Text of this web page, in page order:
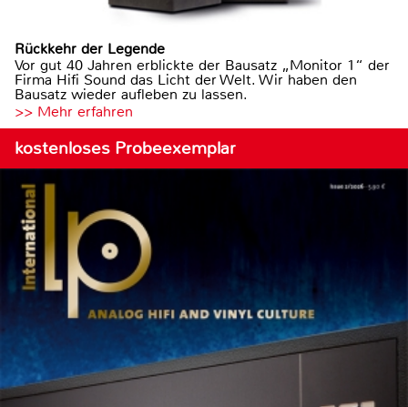
Rückkehr der Legende
Vor gut 40 Jahren erblickte der Bausatz „Monitor 1“ der
Firma Hifi Sound das Licht der Welt. Wir haben den
Bausatz wieder aufleben zu lassen.
>> Mehr erfahren
kostenloses Probeexemplar